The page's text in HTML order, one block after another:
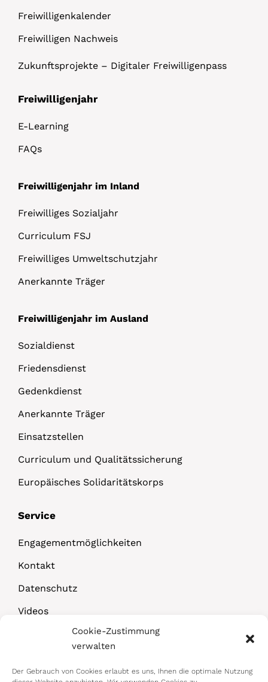
Cookie-Zustimmung
verwalten
Der Gebrauch von Cookies erlaubt es uns, Ihnen die optimale Nutzung
Freiwilligenkalender
Freiwilligen Nachweis
Zukunftsprojekte – Digitaler Freiwilligenpass
Freiwilligenjahr
E-Learning
FAQs
Freiwilligenjahr im Inland
Freiwilliges Sozialjahr
Curriculum FSJ
Freiwilliges Umweltschutzjahr
Anerkannte Träger
Freiwilligenjahr im Ausland
Sozialdienst
Friedensdienst
Gedenkdienst
Anerkannte Träger
Einsatzstellen
Curriculum und Qualitätssicherung
Europäisches Solidaritätskorps
Service
Engagementmöglichkeiten
Kontakt
Datenschutz
Videos